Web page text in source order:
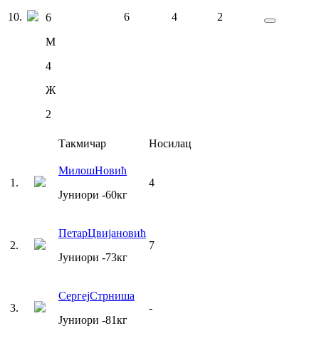
10.
6
М
4
Ж
2
6 4 2
Такмичар Носилац
1 .
МилошНовић
Јуниори -60кг
4
2.
ПетарЦвијановић
Јуниори -73кг
7
3.
СергејСтрниша
Јуниори -81кг
-